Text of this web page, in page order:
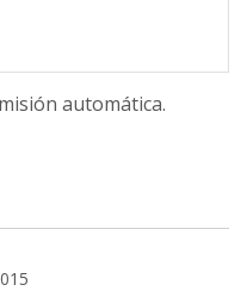
automática.